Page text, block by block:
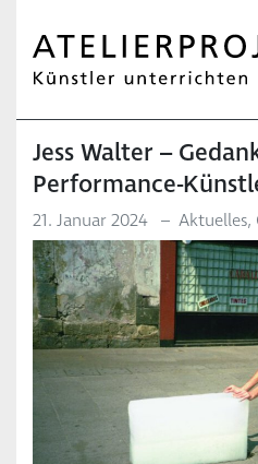
Jess Walter –
Performance-
21. Januar 2024 – Aktuelles,